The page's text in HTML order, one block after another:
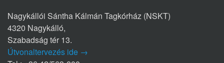
Nagykállói Sántha Kálmán Tagkórház (NSKT)
4320 Nagykálló,
Szabadság tér 13.
Útvonaltervezés ide →